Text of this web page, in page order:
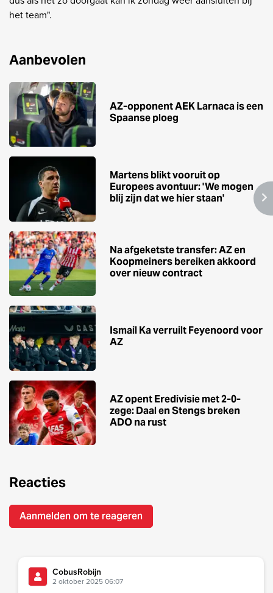
het team".
Aanbevolen
AZ-opponent AEK Larnaca is een
Spaanse ploeg
Martens blikt vooruit op
Europees avontuur: 'We mogen
blij zijn dat we hier staan'
Na afgeketste transfer: AZ en
Koopmeiners bereiken akkoord
over nieuw contract
Ismail Ka verruilt Feyenoord voor
AZ
AZ opent Eredivisie met 2-0-
zege: Daal en Stengs breken
ADO na rust
Reacties
Aanmelden om te reageren
CobusRobijn
2 oktober 2025 06:07